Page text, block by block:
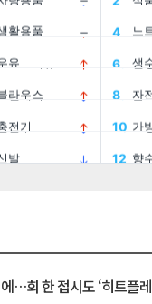
…회 한 접시도 ‘히트플레